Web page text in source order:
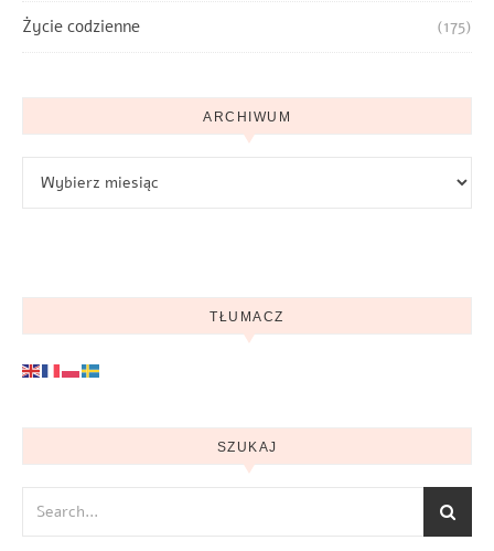
Życie codzienne (175)
ARCHIWUM
TŁUMACZ
SZUKAJ